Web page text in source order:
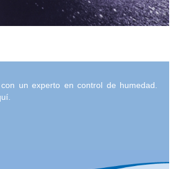
un experto en control de humedad.